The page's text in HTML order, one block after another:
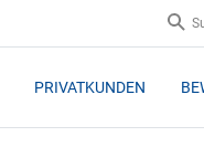
PRIVATKUNDEN